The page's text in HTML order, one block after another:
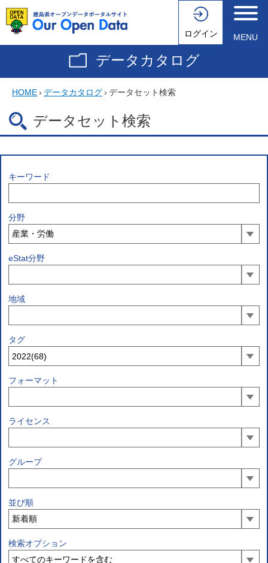
ログイン MENU
データカタログ
HOME› データカタログ› データセット検索
データセット検索
キーワード
分野
eStat分野
地域
タグ
フォーマット
ライセンス
グループ
並び順
検索オプション